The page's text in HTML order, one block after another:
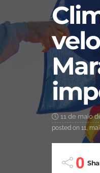
11 de maio
posted on 11,
0